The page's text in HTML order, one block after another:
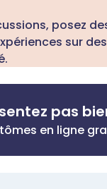
posez
sur
pas
en ligne